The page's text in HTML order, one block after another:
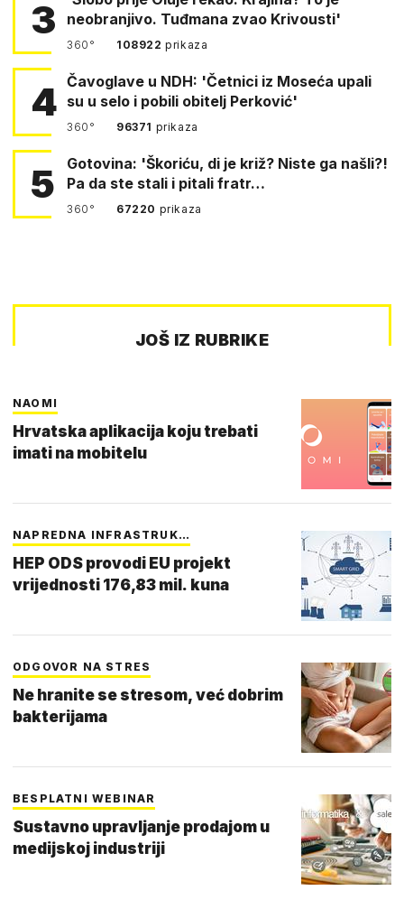
3
neobranjivo. Tuđmana zvao Krivousti'
360° 108922prikaza
4 Čavoglave u NDH: 'Četnici iz Moseća upali
su u selo i pobili obitelj Perković'
360° 96371 prikaza
5
Gotovina: 'Škoriću, di je križ? Niste ga našli?!
Pa da ste stali i pitali fratr…
360° 67220 prikaza
JOŠ IZ RUBRIKE
NAOMI
Hrvatska aplikacija koju trebati
imati na mobitelu
NAPREDNA INFRASTRUK…
HEP ODS provodi EU projekt
vrijednosti 176,83 mil. kuna
ODGOVOR NA STRES
Ne hranite se stresom, već dobrim
bakterijama
BESPLATNI WEBINAR
Sustavno upravljanje prodajom u
medijskoj industriji